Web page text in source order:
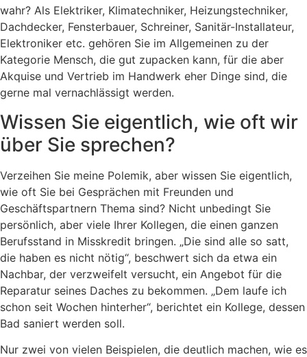
wahr? Als Elektriker, Klimatechniker, Heizungstechniker,
Dachdecker, Fensterbauer, Schreiner, Sanitär-Installateur,
Elektroniker etc. gehören Sie im Allgemeinen zu der
Kategorie Mensch, die gut zupacken kann, für die aber
Akquise und Vertrieb im Handwerk eher Dinge sind, die
gerne mal vernachlässigt werden.
Wissen Sie eigentlich, wie oft wir
über Sie sprechen?
Verzeihen Sie meine Polemik, aber wissen Sie eigentlich,
wie oft Sie bei Gesprächen mit Freunden und
Geschäftspartnern Thema sind? Nicht unbedingt Sie
persönlich, aber viele Ihrer Kollegen, die einen ganzen
Berufsstand in Misskredit bringen. „Die sind alle so satt,
die haben es nicht nötig“, beschwert sich da etwa ein
Nachbar, der verzweifelt versucht, ein Angebot für die
Reparatur seines Daches zu bekommen. „Dem laufe ich
schon seit Wochen hinterher“, berichtet ein Kollege, dessen
Bad saniert werden soll.
Nur zwei von vielen Beispielen, die deutlich machen, wie es